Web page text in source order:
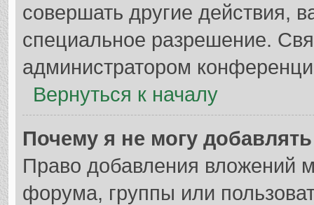
совершать другие действия,
специальное разрешение.
администратором
Вернуться к началу
Почему я не могу
Право добавления вложений
форума, группы или